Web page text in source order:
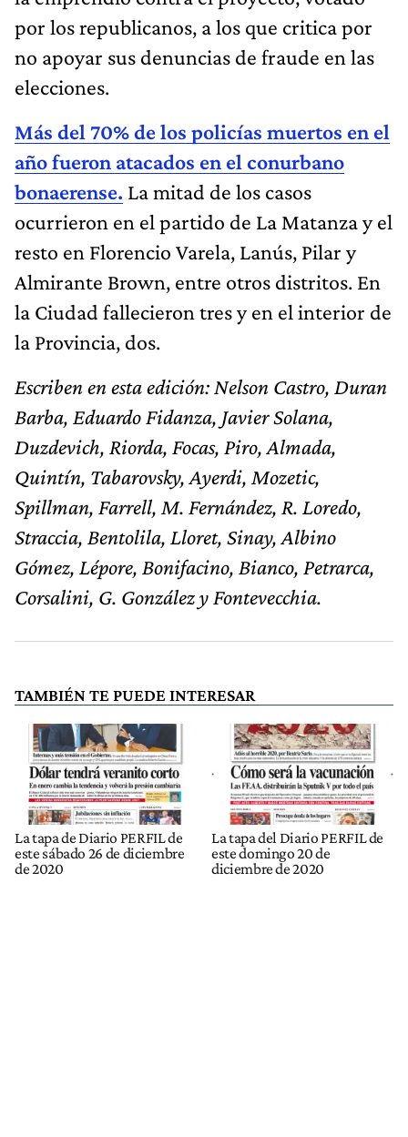
por los republicanos, a los que critica por
no apoyar sus denuncias de fraude en las
elecciones.
Más del 70% de los policías muertos en el
año fueron atacados en el conurbano
bonaerense. La mitad de los casos
ocurrieron en el partido de La Matanza y el
resto en Florencio Varela, Lanús, Pilar y
Almirante Brown, entre otros distritos. En
la Ciudad fallecieron tres y en el interior de
la Provincia, dos.
Escriben en esta edición: Nelson Castro, Duran
Barba, Eduardo Fidanza, Javier Solana,
Duzdevich, Riorda, Focas, Piro, Almada,
Quintín, Tabarovsky, Ayerdi, Mozetic,
Spillman, Farrell, M. Fernández, R. Loredo,
Straccia, Bentolila, Lloret, Sinay, Albino
Gómez, Lépore, Bonifacino, Bianco, Petrarca,
Corsalini, G. González y Fontevecchia.
TAMBIÉN TE PUEDE INTERESAR
La tapa de Diario PERFIL de
este sábado 26 de diciembre
de 2020
La tapa del Diario PERFIL de
este domingo 20 de
diciembre de 2020